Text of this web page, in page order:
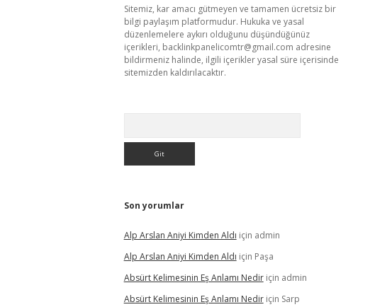
Sitemiz, kar amacı gütmeyen ve tamamen ücretsiz bir
bilgi paylaşım platformudur. Hukuka ve yasal
düzenlemelere aykırı olduğunu düşündüğünüz
içerikleri, backlinkpanelicomtr@gmail.com adresine
bildirmeniz halinde, ilgili içerikler yasal süre içerisinde
sitemizden kaldırılacaktır.
Son yorumlar
Alp Arslan Aniyi Kimden Aldı için admin
Alp Arslan Aniyi Kimden Aldı için Paşa
Absürt Kelimesinin Eş Anlamı Nediriçin admin
Absürt Kelimesinin Eş Anlamı Nediriçin Sarp